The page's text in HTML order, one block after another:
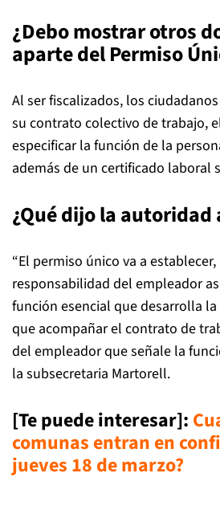
¿Debo mostrar otros
aparte del Permiso
Al ser fiscalizados, los
su contrato colectivo de trabajo,
especificar la función de la
además de un certificado laboral
¿Qué dijo la autoridad
“El permiso único va a
responsabilidad del empleador
función esencial que desarrolla la
que acompañar el contrato de
del empleador que señale la
la subsecretaria Martorell.
[Te puede interesar]:
comunas entran en
jueves 18 de marzo?